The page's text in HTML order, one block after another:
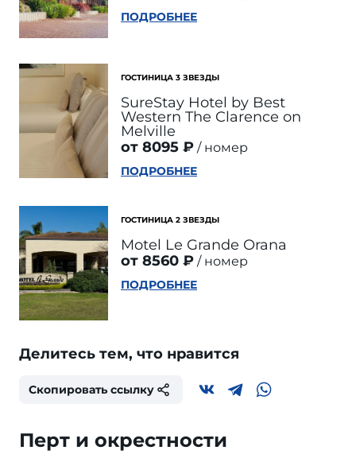
ПОДРОБНЕЕ
ГОСТИНИЦА 3 ЗВЕЗДЫ
SureStay Hotel by Best
Western The Clarence on
Melville
от 8095 ₽
номер
ПОДРОБНЕЕ
ГОСТИНИЦА 2 ЗВЕЗДЫ
Motel Le Grande Orana
от 8560 ₽
номер
ПОДРОБНЕЕ
Делитесь тем, что нравится
Скопировать ссылку
Перт и окрестности